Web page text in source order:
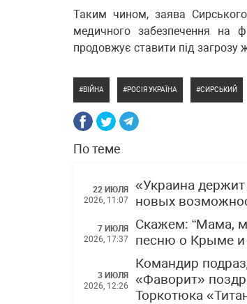
Таким чином, заява
медичного забезпечення на
продовжує ставити під загрозу
ВІЙНА РОСІЯ УКРАЇНА СИРСЬКИЙ
По теме
22 ИЮЛЯ
2026, 11:07
«Украина
новых
7 ИЮЛЯ
2026, 17:37
Скажем: “Мама,
песню о Крыме и
3 ИЮЛЯ
2026, 12:26
Командир
«Фаворит»
Торкотюка